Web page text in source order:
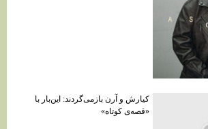
کیارش و آرن بازمی‌گردند: این‌بار با
«قصه‌ی کوتاه»